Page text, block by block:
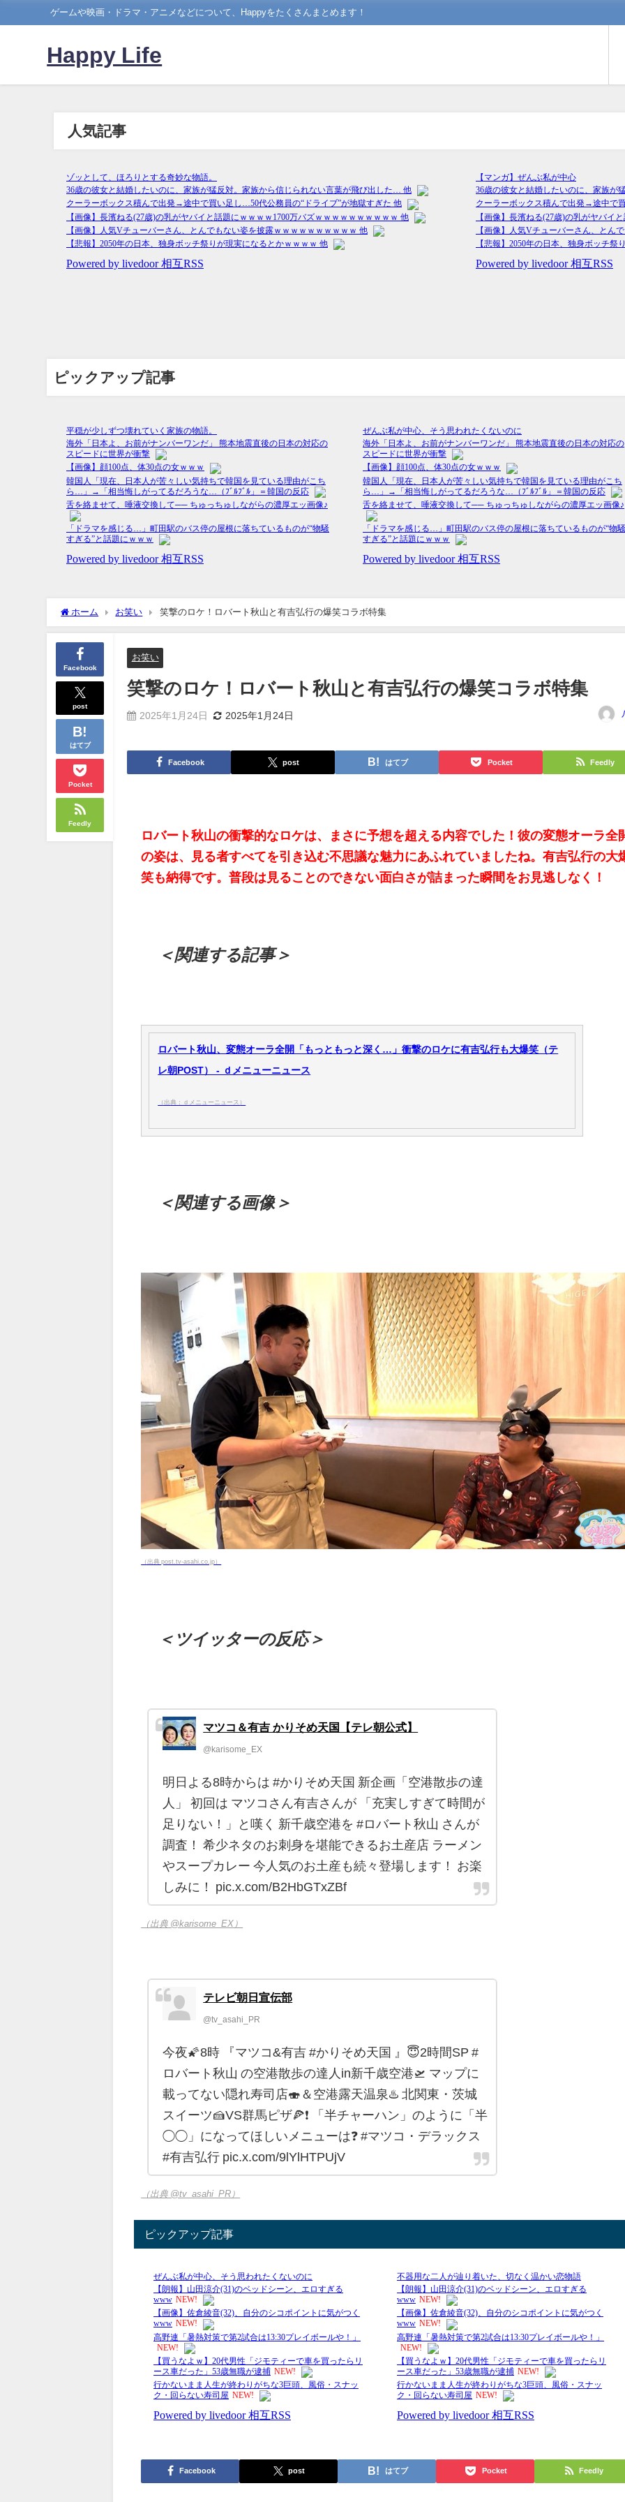
ゲームや映画・ドラマ・アニメなどについて、Happyをたくさんまとめます！
Happy Life
人気記事
ピックアップ記事
ホーム お笑い 笑撃のロケ！ロバート秋山と有吉弘行の爆笑コラボ特集
Facebook
post
はてブ
Pocket
Feedly
お笑い
笑撃のロケ！ロバート秋山と有吉弘行の爆笑コラボ特集
2025年1月24日 2025年1月24日
Facebook post はてブ Pocket Feedly
ロバート秋山の衝撃的なロケは、まさに予想を超える内容でした！彼の変態オーラ全
の姿は、見る者すべてを引き込む不思議な魅力にあふれていましたね。有吉弘行の大
笑も納得です。普段は見ることのできない面白さが詰まった瞬間をお見逃しなく！
＜関連する記事＞
ロバート秋山、変態オーラ全開「もっともっと深く…」衝撃のロケに有吉弘行も大爆笑（テ
レ朝POST） - ｄメニューニュース
（出典：ｄメニューニュース）
＜関連する画像＞
（出典 post.tv-asahi.co.jp）
＜ツイッターの反応＞
マツコ＆有吉 かりそめ天国【テレ朝公式】
@karisome_EX
明日よる8時からは #かりそめ天国 新企画「空港散歩の達
人」 初回は マツコさん有吉さんが 「充実しすぎて時間が
足りない！」と嘆く 新千歳空港を #ロバート秋山 さんが
調査！ 希少ネタのお刺身を堪能できるお土産店 ラーメン
やスープカレー 今人気のお土産も続々登場します！ お楽
しみに！ pic.x.com/B2HbGTxZBf
（出典 @karisome_EX）
テレビ朝日宣伝部
@tv_asahi_PR
今夜🌠8時 『マツコ&有吉 #かりそめ天国 』😇2時間SP #
ロバート秋山 の空港散歩の達人in新千歳空港🛫 マップに
載ってない隠れ寿司店🍣＆空港露天温泉♨️ 北関東・茨城
スイーツ🍰VS群馬ピザ🍕❗️ 「半チャーハン」のように「半
◯◯」になってほしいメニューは❓ #マツコ・デラックス
#有吉弘行 pic.x.com/9lYlHTPUjV
（出典 @tv_asahi_PR）
ピックアップ記事
Facebook post はてブ Pocket Feedly